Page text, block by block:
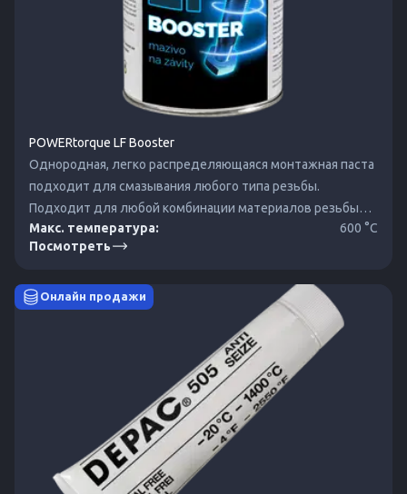
POWERtorque LF Booster
Однородная, легко распределяющаяся монтажная паста
подходит для смазывания любого типа резьбы.
Подходит для любой комбинации материалов резьбы
для болтовых и гаечных соединений.
Макс. температура:
600 °C
Посмотреть
Онлайн продажи